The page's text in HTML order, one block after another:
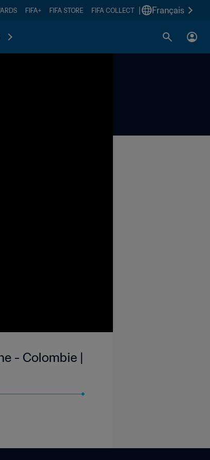
FIFA+ FIFA STORE FIFA COLLECT Français
- Colombie |